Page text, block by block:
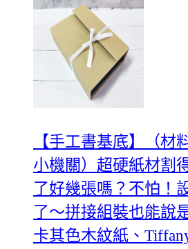
【手工書基底】（材
小機關）超硬紙材割
了好幾張嗎？不怕！
了～拼接組裝也能說
卡其色木紋紙、